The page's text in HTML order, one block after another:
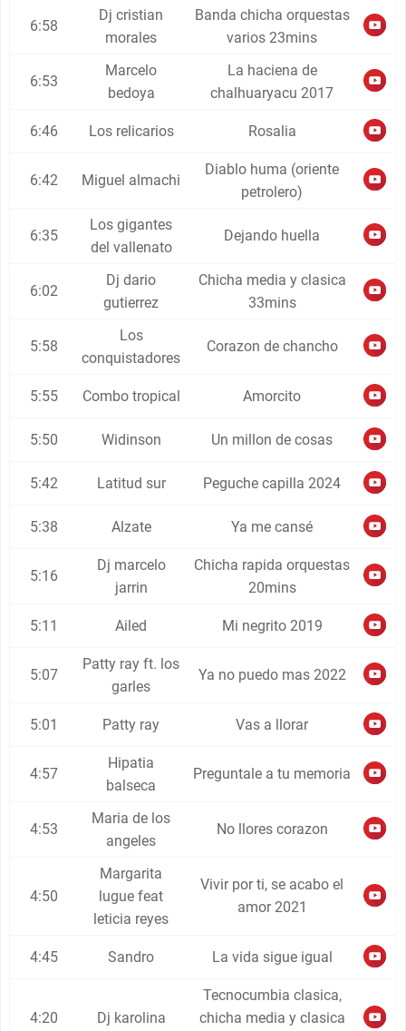
6:58
Dj cristian
morales
Banda chicha orquestas
varios 23mins
6:53
Marcelo
bedoya
La haciena de
chalhuaryacu 2017
6:46 Los relicarios Rosalia
6:42 Miguel almachi
Diablo huma (oriente
petrolero)
6:35
Los gigantes
del vallenato
Dejando huella
6:02
Dj dario
gutierrez
Chicha media y clasica
33mins
5:58
Los
conquistadores
Corazon de chancho
5:55 Combo tropical Amorcito
5:50 Widinson Un millon de cosas
5:42 Latitud sur Peguche capilla 2024
5:38 Alzate Ya me cansé
5:16
Dj marcelo
jarrin
Chicha rapida orquestas
20mins
5:11 Ailed Mi negrito 2019
5:07
Patty ray ft. los
garles
Ya no puedo mas 2022
5:01 Patty ray Vas a llorar
4:57
Hipatia
balseca
Preguntale a tu memoria
4:53
Maria de los
angeles
No llores corazon
4:50
Margarita
lugue feat
leticia reyes
Vivir por ti, se acabo el
amor 2021
4:45 Sandro La vida sigue igual
4:20 Dj karolina
Tecnocumbia clasica,
chicha media y clasica